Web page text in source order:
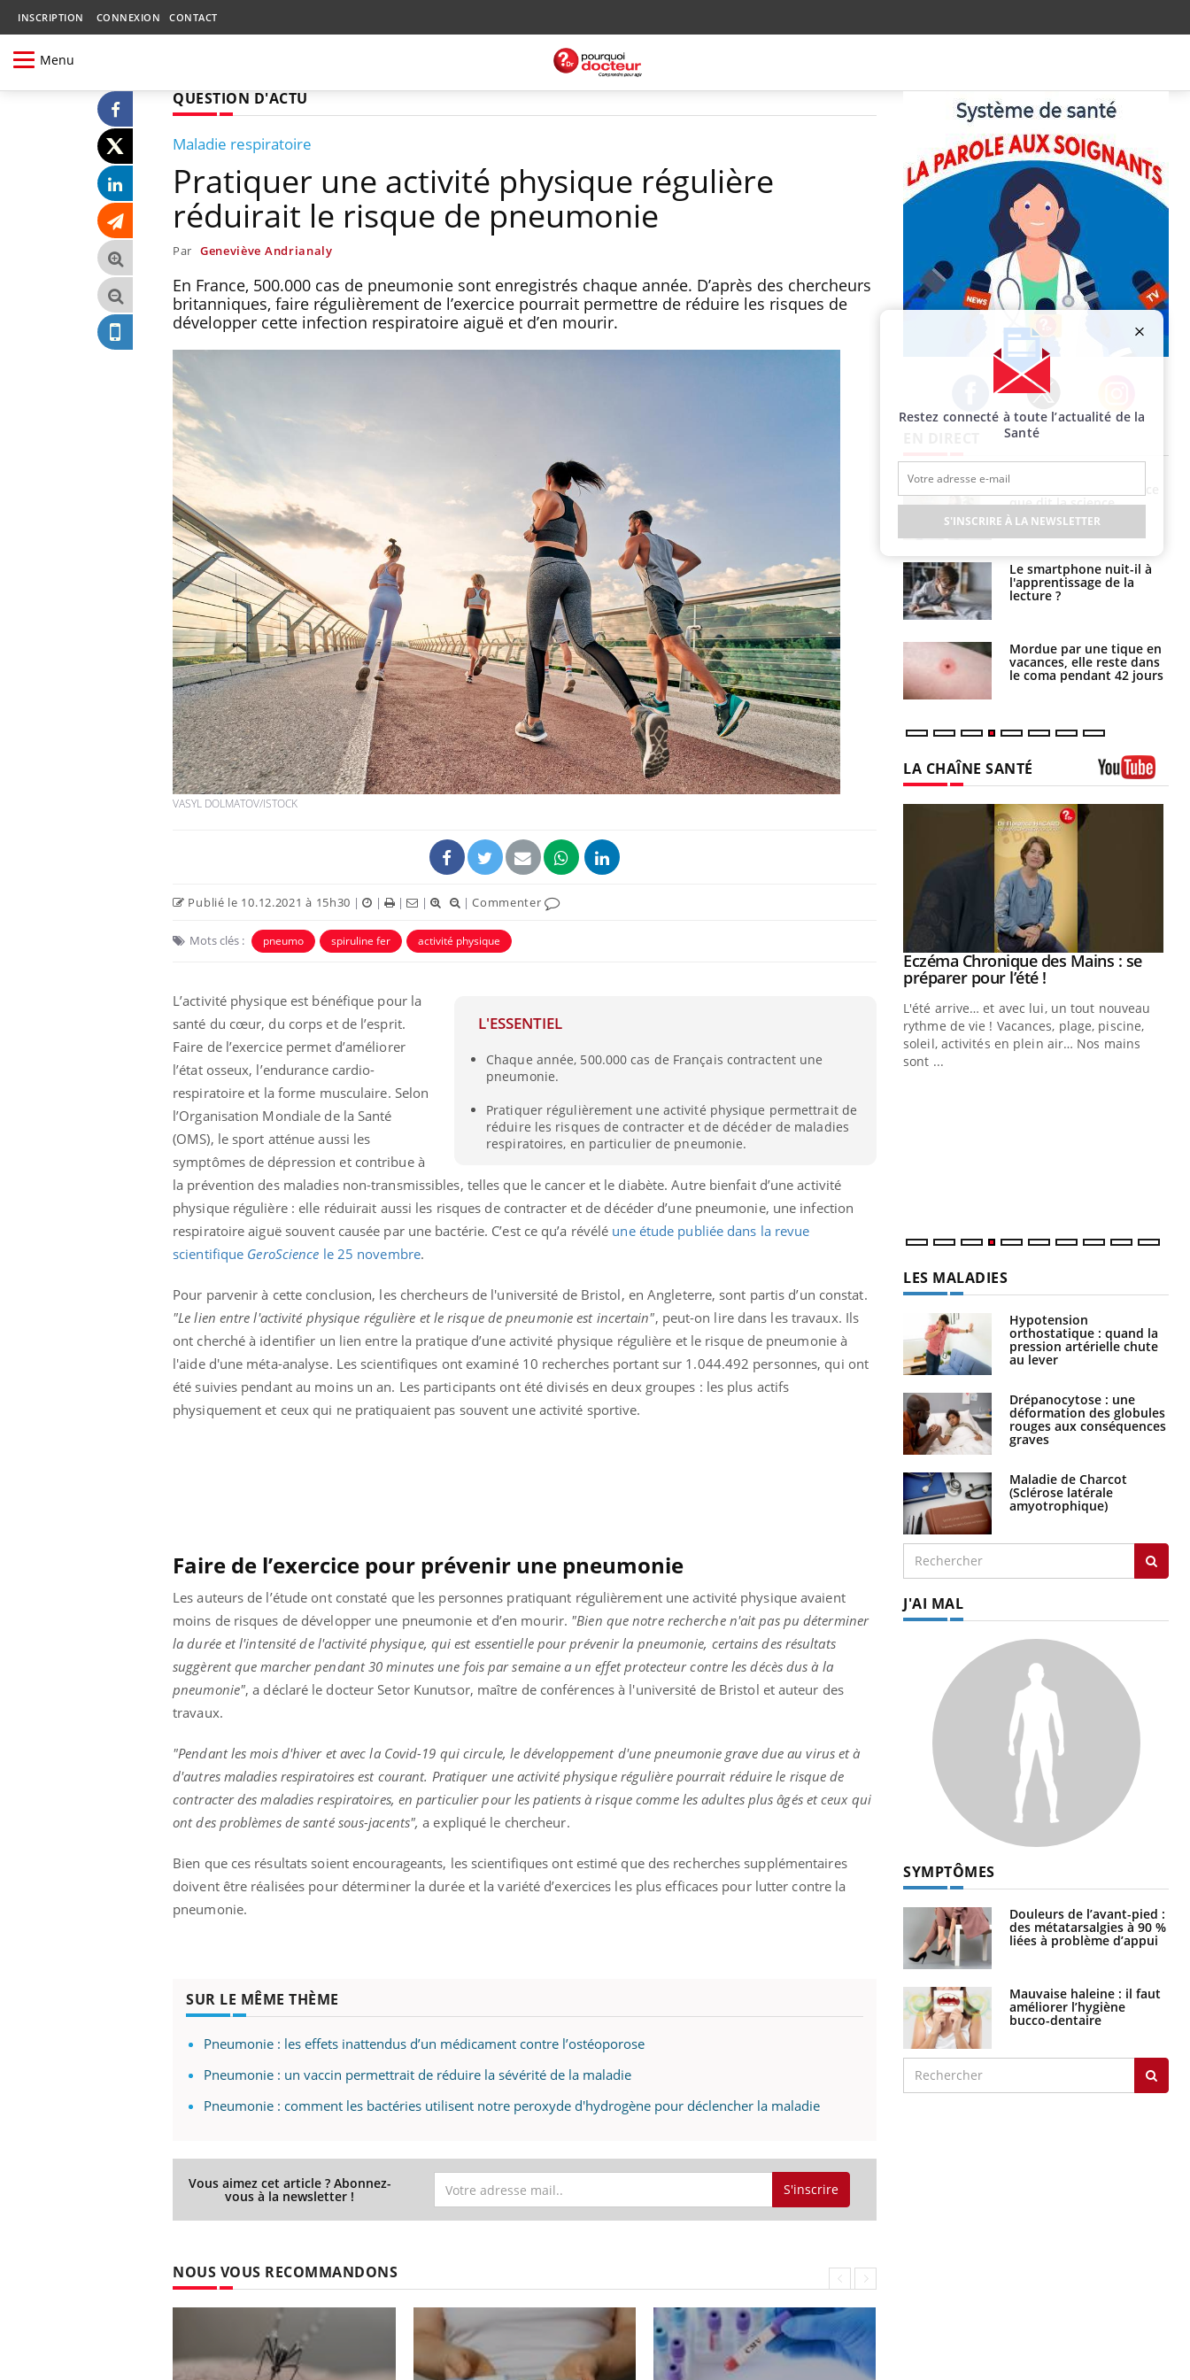
INSCRIPTION CONNEXION CONTACT
Menu
QUESTION D'ACTU
Maladie respiratoire
Pratiquer une activité physique régulière
réduirait le risque de pneumonie
Par Geneviève Andrianaly
En France, 500.000 cas de pneumonie sont enregistrés chaque année. D’après des chercheurs
britanniques, faire régulièrement de l’exercice pourrait permettre de réduire les risques de
développer cette infection respiratoire aiguë et d’en mourir.
VASYL DOLMATOV/ISTOCK
Publié le 10.12.2021 à 15h30 | | | | |Commenter
Mots clés : pneumo spiruline fer activité physique
L'ESSENTIEL
Chaque année, 500.000 cas de Français contractent une
pneumonie.
Pratiquer régulièrement une activité physique permettrait de
réduire les risques de contracter et de décéder de maladies
respiratoires, en particulier de pneumonie.
L’activité physique est bénéfique pour la
santé du cœur, du corps et de l’esprit.
Faire de l’exercice permet d’améliorer
l’état osseux, l’endurance cardio-
respiratoire et la forme musculaire. Selon
l’Organisation Mondiale de la Santé
(OMS), le sport atténue aussi les
symptômes de dépression et contribue à
la prévention des maladies non-transmissibles, telles que le cancer et le diabète. Autre bienfait d’une activité
physique régulière : elle réduirait aussi les risques de contracter et de décéder d’une pneumonie, une infection
respiratoire aiguë souvent causée par une bactérie. C’est ce qu’a révélé une étude publiée dans la revue
scientifique GeroScience le 25 novembre.
Pour parvenir à cette conclusion, les chercheurs de l'université de Bristol, en Angleterre, sont partis d’un constat.
"Le lien entre l'activité physique régulière et le risque de pneumonie est incertain", peut-on lire dans les travaux. Ils
ont cherché à identifier un lien entre la pratique d’une activité physique régulière et le risque de pneumonie à
l'aide d'une méta-analyse. Les scientifiques ont examiné 10 recherches portant sur 1.044.492 personnes, qui ont
été suivies pendant au moins un an. Les participants ont été divisés en deux groupes : les plus actifs
physiquement et ceux qui ne pratiquaient pas souvent une activité sportive.
Faire de l’exercice pour prévenir une pneumonie
Les auteurs de l’étude ont constaté que les personnes pratiquant régulièrement une activité physique avaient
moins de risques de développer une pneumonie et d’en mourir. "Bien que notre recherche n'ait pas pu déterminer
la durée et l'intensité de l'activité physique, qui est essentielle pour prévenir la pneumonie, certains des résultats
suggèrent que marcher pendant 30 minutes une fois par semaine a un effet protecteur contre les décès dus à la
pneumonie", a déclaré le docteur Setor Kunutsor, maître de conférences à l'université de Bristol et auteur des
travaux.
"Pendant les mois d'hiver et avec la Covid-19 qui circule, le développement d'une pneumonie grave due au virus et à
d'autres maladies respiratoires est courant. Pratiquer une activité physique régulière pourrait réduire le risque de
contracter des maladies respiratoires, en particulier pour les patients à risque comme les adultes plus âgés et ceux qui
ont des problèmes de santé sous-jacents", a expliqué le chercheur.
Bien que ces résultats soient encourageants, les scientifiques ont estimé que des recherches supplémentaires
doivent être réalisées pour déterminer la durée et la variété d’exercices les plus efficaces pour lutter contre la
pneumonie.
SUR LE MÊME THÈME
Pneumonie : les effets inattendus d’un médicament contre l’ostéoporose
Pneumonie : un vaccin permettrait de réduire la sévérité de la maladie
Pneumonie : comment les bactéries utilisent notre peroxyde d'hydrogène pour déclencher la maladie
Vous aimez cet article ? Abonnez-
vous à la newsletter ! S'inscrire
NOUS VOUS RECOMMANDONS
Facebook Twitter Instagram
Chikungunya, dengue,
West Nile : que se passe-
t-il dans le sud de la
France ?
Les médicaments GLP-1
protègent-ils aussi les os
?
Cytomégalovirus : ce qui
change dans la prise en
charge des femmes
enceintes
La sieste empêche-t-elle
de dormir la nuit ?
VIH : la fin du comprimé
tous les jours se profile-t-
elle enfin ?
Pourquoi votre ventre
gâche-t-il les premiers
jours de vos vacances ?
Le Viagra pourrait-il
freiner la propagation du
cancer ?
Pourquoi manger moins
de protéines pourrait
finalement être bénéfique
que dit la science
Le smartphone nuit-il à
l'apprentissage de la
lecture ?
Mordue par une tique en
vacances, elle reste dans
le coma pendant 42 jours
LA CHAÎNE SANTÉ
Il y a des sujets qui sont faciles à aborder...
d'autres non ! D'un côté, poser des
questions sur la maladie d'un proche c'est
Carence en fer : comprendre pour
prévenirYoutube
Fatigue, irritabilité, brouillard mental ou
même alopécie… Les symptômes de la
carence en fer sont multiples ce qui la rend
...
Youtube
Eczéma Chronique des Mains : se
préparer pour l’été !Youtube
L'été arrive… et avec lui, un tout nouveau
rythme de vie ! Vacances, plage, piscine,
soleil, activités en plein air… Nos mains
sont ...
LES MALADIES
Hypotension
orthostatique : quand la
pression artérielle chute
au lever
Drépanocytose : une
déformation des globules
rouges aux conséquences
graves
Maladie de Charcot
(Sclérose latérale
amyotrophique)
J'AI MAL
SYMPTÔMES
Douleurs de l’avant-pied :
des métatarsalgies à 90 %
liées à problème d’appui
Mauvaise haleine : il faut
améliorer l’hygiène
bucco-dentaire
Restez connecté à toute l’actualité de la
Santé
S'INSCRIRE À LA NEWSLETTER